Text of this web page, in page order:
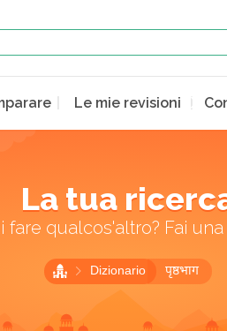
Le mie revisioni
La tua
fare qualcos'altro? Fai
Dizionario पृष्ठभाग